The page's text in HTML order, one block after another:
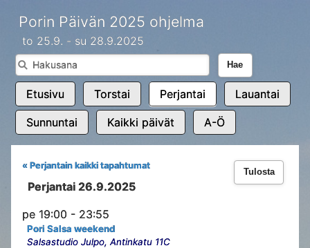
Porin Päivän 2025 ohjelma
to 25.9. - su 28.9.2025
Hae
Etusivu Torstai Perjantai Lauantai
Sunnuntai Kaikki päivät A-Ö
Tulosta
« Perjantain kaikki tapahtumat
Perjantai 26.9.2025
pe 19:00 - 23:55
Pori Salsa weekend
Salsastudio Julpo, Antinkatu 11C